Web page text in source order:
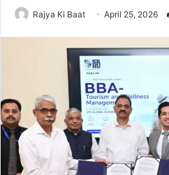
Rajya Ki Baat April 25, 2026